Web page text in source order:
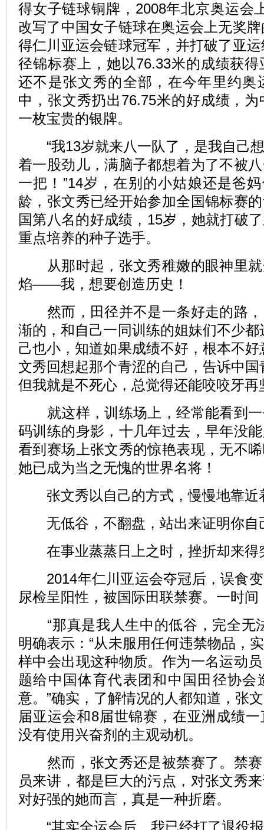
得女子链球铜牌，2008年北京奥运会
改写了中国女子链球在奥运会上无奖
得仁川亚运会链球冠军，并打破了亚
径锦标赛上，她以76.33米的成绩获
还不是张文秀的全部，在今年里约奥
中，张文秀扔出76.75米的好成绩，
一枚宝贵的银牌。
“我13岁就来八一队了，是我自己
着一股劲儿，满脑子都想着为了不被
一把！”14岁，在别的小姑娘还是爸
龄，张文秀已经开始参加全国锦标赛
国第八名的好成绩，15岁，她就打破
重点培养的种子选手。
从那时起，张文秀稚嫩的眼神里就
焰——我，想要创造历史！
然而，田径并不是一条好走的路，
渐的，和自己一同训练的姐妹们不少都
己也小，知道如果成绩不好，根本不
文秀回想起那个青涩的自己，告诉中国
但我就是不死心，总觉得还能咬咬牙
就这样，训练场上，经常能看到一
码训练的身影，十几年过去，早年没
看到赛场上张文秀的惊艳表现，无不
她已成为当之无愧的世界名将！
张文秀以自己的方式，慢慢地靠近
无低谷，不翻盘，站出来证明你自
在事业蒸蒸日上之时，挫折却来得
2014年仁川亚运会夺冠后，误食变
尿检呈阳性，被国际田联禁赛。一时间
“那真是我人生中的低谷，完全无
明确表示：“从未服用任何违禁物品，
样中会出现这种物质。作为一名运动
题给中国体育代表团和中国田径协会
意。”确实，了解情况的人都知道，张
届亚运会和8届世锦赛，在亚洲成绩
没有使用兴奋剂的主观动机。
然而，张文秀还是被禁赛了。禁赛
员来讲，都是巨大的污点，对张文秀
对好强的她而言，真是一种折磨。
“其实全运会后，我已经打了退役报